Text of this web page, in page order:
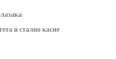
и стално касне